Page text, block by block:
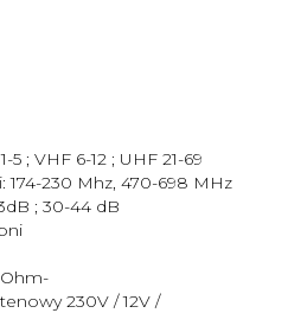
5 ; VHF 6-12 ; UHF 21-69
174-230 Mhz, 470-698 MHz
; 30-44 dB
230V / 12V /